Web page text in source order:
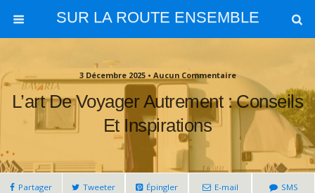
SUR LA ROUTE ENSEMBLE
3 Décembre 2025 • Aucun Commentaire
L’art De Voyager Autrement : Conseils
Et Inspirations
Partager Tweeter Épingler E-mail SMS